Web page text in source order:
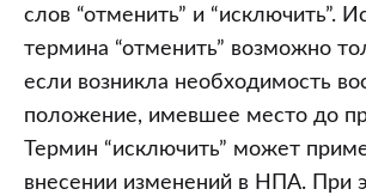
слов “отменить” и “исключить”.
термина “отменить” возможно
если возникла необходимость
положение, имевшее место до
Термин “исключить” может
внесении изменений в НПА. При